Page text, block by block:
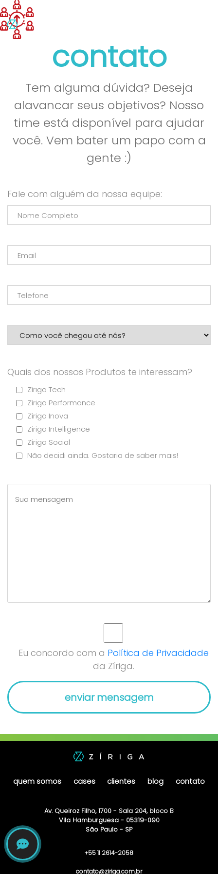
contato
Tem alguma dúvida? Deseja
alavancar seus objetivos? Nosso
time está disponível para ajudar
você. Vem bater um papo com a
gente :)
Fale com alguém da nossa equipe:
Quais dos nossos Produtos te interessam?
Zíriga Tech
Zíriga Performance
Zíriga Inova
Zíriga Intelligence
Zíriga Social
Não decidi ainda. Gostaria de saber mais!
Eu concordo com a Política de Privacidade
da Zíriga.
quem somos cases clientes blog contato
Av. Queiroz Filho, 1700 - Sala 204, bloco B
Vila Hamburguesa - 05319-090
São Paulo - SP
+55 11 2614-2058
contato@ziriga.com.br